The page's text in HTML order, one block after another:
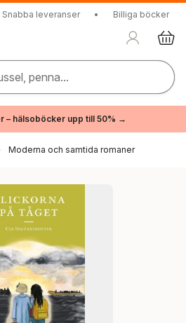
Snabba leveranser • Billiga böcker
penna...
– hälsoböcker upp till 50% →
Moderna och samtida romaner